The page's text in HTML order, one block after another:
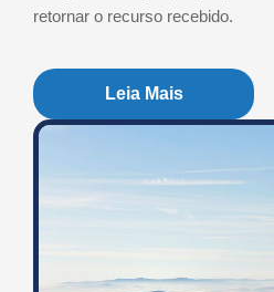
retornar o recurso recebido.
Leia Mais